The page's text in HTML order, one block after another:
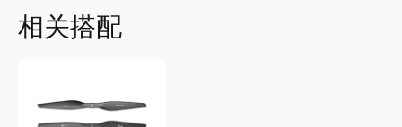
相关搭配